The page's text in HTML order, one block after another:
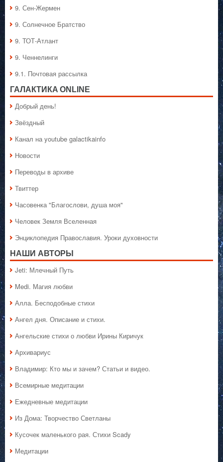
9. Сен-Жермен
9. Солнечное Братство
9. ТОТ-Атлант
9. Ченнелинги
9.1. Почтовая рассылка
ГАЛАКТИКA ONLINE
Добрый день!
Звёздный
Канал на youtube galactikainfo
Новости
Переводы в архиве
Твиттер
Часовенка "Благослови, душа моя"
Человек Земля Вселенная
Энциклопедия Православия. Уроки духовности
НАШИ АВТОРЫ
Jeti: Млечный Путь
Medi. Магия любви
Алла. Бесподобные стихи
Ангел дня. Описание и стихи.
Ангельские стихи о любви Ирины Киричук
Архивариус
Владимир: Кто мы и зачем? Статьи и видео.
Всемирные медитации
Ежедневные медитации
Из Дома: Творчество Светланы
Кусочек маленького рая. Стихи Scady
Медитации